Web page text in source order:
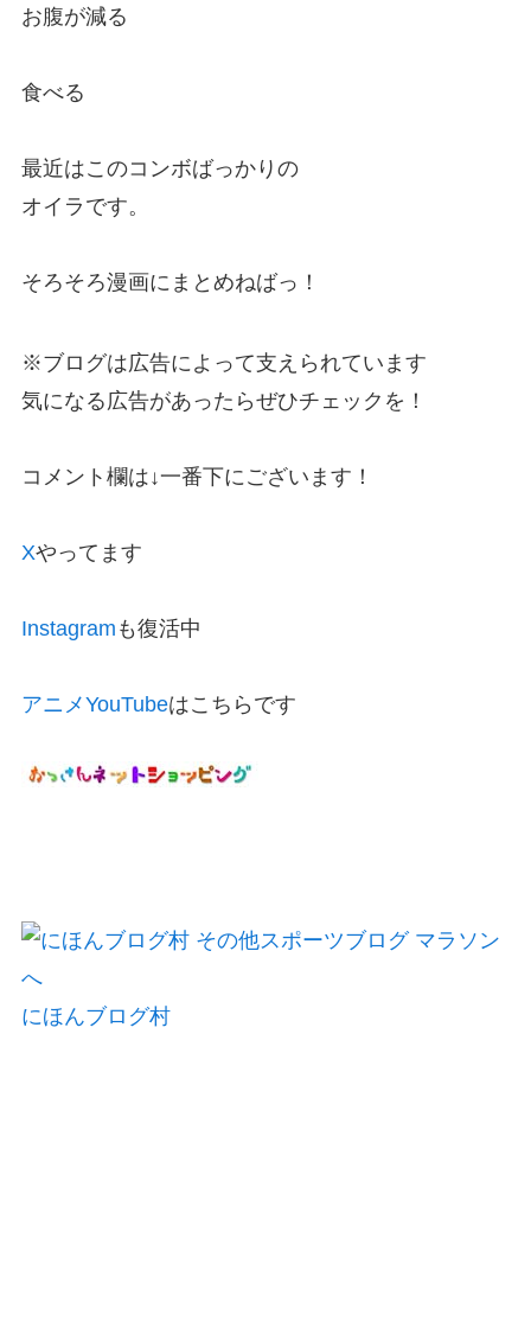
お腹が減る
食べる
最近はこのコンボばっかりの
オイラです。
そろそろ漫画にまとめねばっ！
※ブログは広告によって支えられています
気になる広告があったらぜひチェックを！
コメント欄は↓一番下にございます！
Xやってます
Instagram も復活中
アニメYouTubeはこちらです
にほんブログ村